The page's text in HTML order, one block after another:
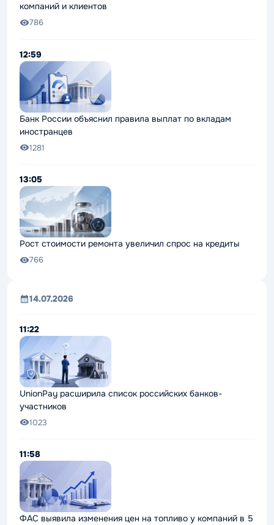
компаний и клиентов
786
12:59
Банк России объяснил правила выплат по вкладам
иностранцев
1281
13:05
Рост стоимости ремонта увеличил спрос на кредиты
766
14.07.2026
11:22
UnionPay расширила список российских банков-
участников
1023
11:58
ФАС выявила изменения цен на топливо у компаний в 5